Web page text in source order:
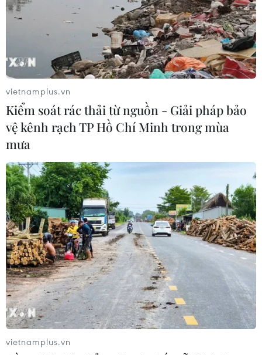
vietnamplus.vn
Kiểm soát rác thải từ nguồn - Giải pháp bảo
vệ kênh rạch TP Hồ Chí Minh trong mùa
mưa
vietnamplus.vn